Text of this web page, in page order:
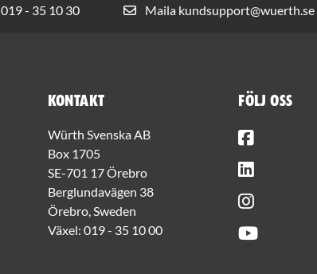
- 35 10 30 Maila kundsupport@wuerth.se
Kontakt
Würth Svenska AB
Box 1705
SE-701 17 Örebro
Berglundavägen 38
Örebro, Sweden
Växel: 019 - 35 10 00
Följ oss